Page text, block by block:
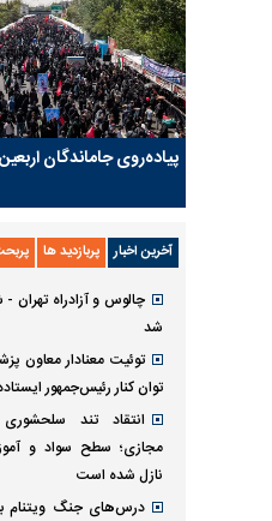
پیاده‌روی جاماندگان
آخرین اخبار پربازدید ها
چالوس و آزادراه تهران
شد
توئیت معنادار معاون
توان کنار رئیس‌جمهور
انتقاد تند
مجازی؛ سطح سواد و
نازل شده است
درس‌های جنگ ویتنام